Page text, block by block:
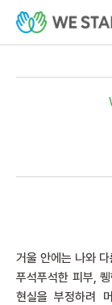
거울 안에는 나와
푸석푸석한 피부,
현실을 부정하려